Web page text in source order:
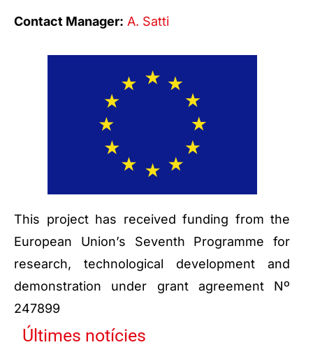
Contact Manager: A. Satti
This project has received funding from the
European Union’s Seventh Programme for
research, technological development and
demonstration under grant agreement Nº
247899
Últimes notícies